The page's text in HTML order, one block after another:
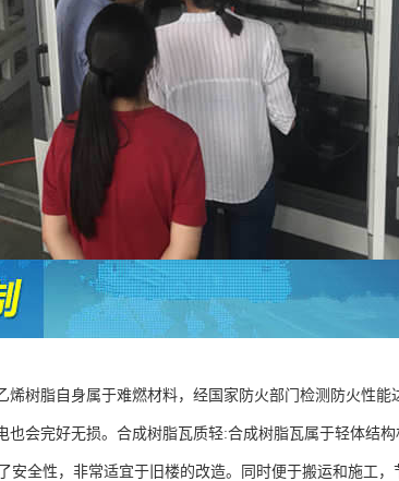
树脂自身属于难燃材料，经国家防火部门检测防火性能
会完好无损。合成树脂瓦质轻:合成树脂瓦属于轻体结
安全性，非常适宜于旧楼的改造。同时便于搬运和施工